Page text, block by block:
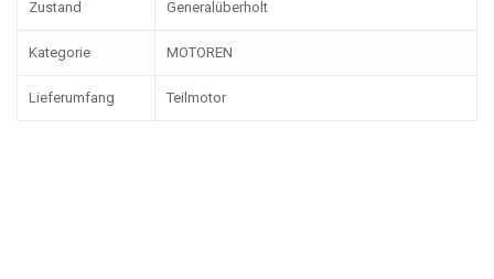
Zustand Generalüberholt
Kategorie MOTOREN
Lieferumfang Teilmotor